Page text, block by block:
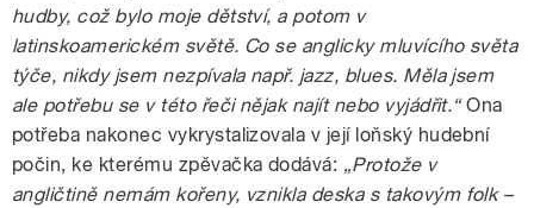
hudby, což bylo moje dětství, a potom v
latinskoamerickém světě. Co se anglicky mluvícího světa
týče, nikdy jsem nezpívala např. jazz, blues. Měla jsem
ale potřebu se v této řeči nějak najít nebo vyjádřit.“Ona
potřeba nakonec vykrystalizovala v její loňský hudební
počin, ke kterému zpěvačka dodává: „Protože v
angličtině nemám kořeny, vznikla deska s takovým folk –